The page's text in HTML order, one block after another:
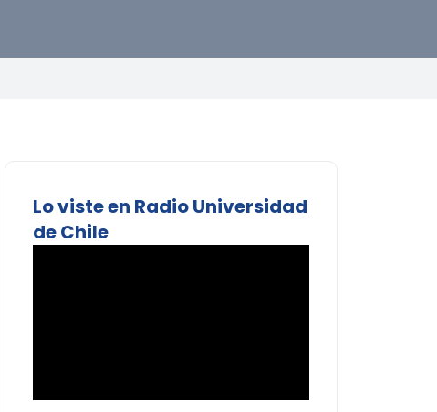
Lo viste en Radio Universidad
de Chile